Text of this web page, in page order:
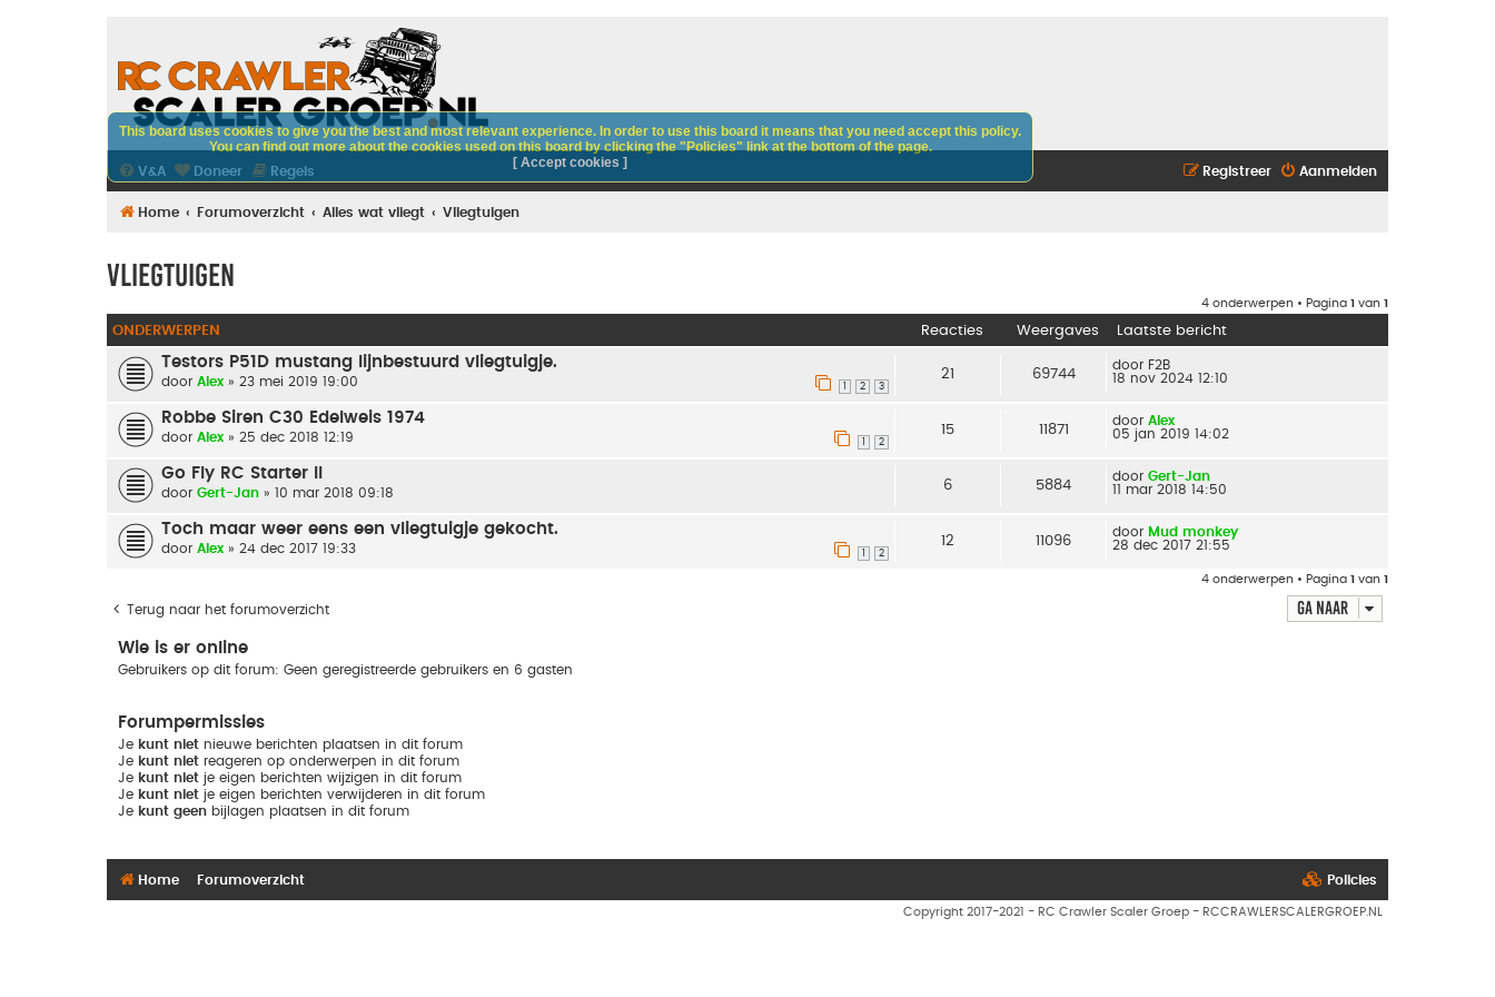
V&A Doneer Regels Aanmelden
Registreer
Home Forumoverzicht Alles wat vliegt Vliegtuigen
Vliegtuigen
4 onderwerpen • Pagina 1 van 1
ONDERWERPEN Reacties Weergaves Laatste bericht
Testors P51D mustang lijnbestuurd vliegtuigje.
door Alex » 23 mei 2019 19:00 2 3
21 69744
door F2B
18 nov 2024 12:10
Robbe Siren C30 Edelweis 1974
door Alex » 25 dec 2018 12:19 2
15 11871
door Alex
05 jan 2019 14:02
Go Fly RC Starter II
door Gert-Jan » 10 mar 2018 09:18 6 5884
door Gert-Jan
11 mar 2018 14:50
Toch maar weer eens een vliegtuigje gekocht.
door Alex » 24 dec 2017 19:33 2
12 11096
door Mud monkey
28 dec 2017 21:55
4 onderwerpen • Pagina 1 van 1
Terug naar het forumoverzicht Ga naar
Wie is er online
Gebruikers op dit forum: Geen geregistreerde gebruikers en 6 gasten
Forumpermissies
Je kunt niet nieuwe berichten plaatsen in dit forum
Je kunt niet reageren op onderwerpen in dit forum
Je kunt niet je eigen berichten wijzigen in dit forum
Je kunt niet je eigen berichten verwijderen in dit forum
Je kunt geen bijlagen plaatsen in dit forum
This board uses cookies to give you the best and most relevant experience. In order to use this board it means that you need accept this policy.
You can find out more about the cookies used on this board by clicking the "Policies" link at the bottom of the page.
[ Accept cookies ]
Home Forumoverzicht Policies
Copyright 2017-2021 - RC Crawler Scaler Groep - RCCRAWLERSCALERGROEP.NL